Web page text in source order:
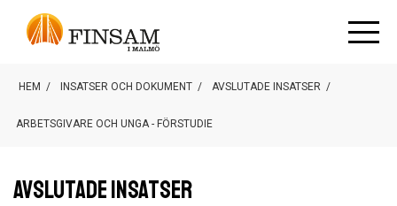
HEM / INSATSER OCH DOKUMENT / AVSLUTADE INSATSER /
ARBETSGIVARE OCH UNGA - FÖRSTUDIE
Avslutade insatser